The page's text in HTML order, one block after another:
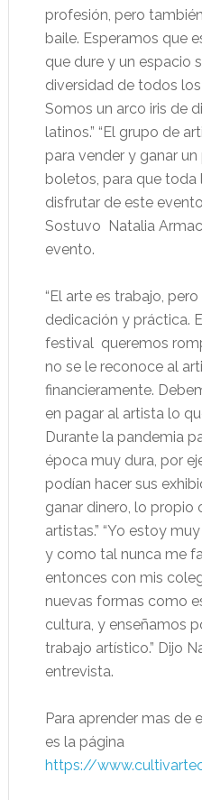
profesión, pero
baile. Esperamos que
que dure y un espacio
diversidad de todos
Somos un arco iris de
latinos.” “El grupo de
para vender y ganar
boletos, para que
disfrutar de este
Sostuvo Natalia
evento.
“El arte es trabajo,
dedicación y práctica.
festival queremos
no se le reconoce al
financieramente.
en pagar al artista lo
Durante la pandemia
época muy dura, por
podían hacer sus
ganar dinero, lo propio
artistas.” “Yo estoy
y como tal nunca me
entonces con mis
nuevas formas como
cultura, y enseñamos
trabajo artístico.” Dijo
entrevista.
Para aprender mas de
es la página
https://